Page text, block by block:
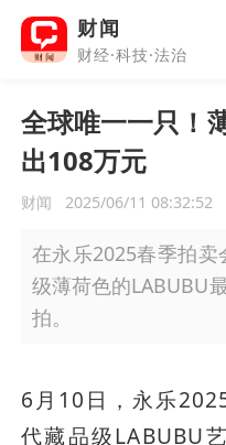
财闻
财经·科技·法治
全球唯一一只！
出108万元
财闻 2025/06/11 08:32:52
在永乐2025春季拍
级薄荷色的LABUBU
拍。
6月10日，永乐
代藏品级LABUBU